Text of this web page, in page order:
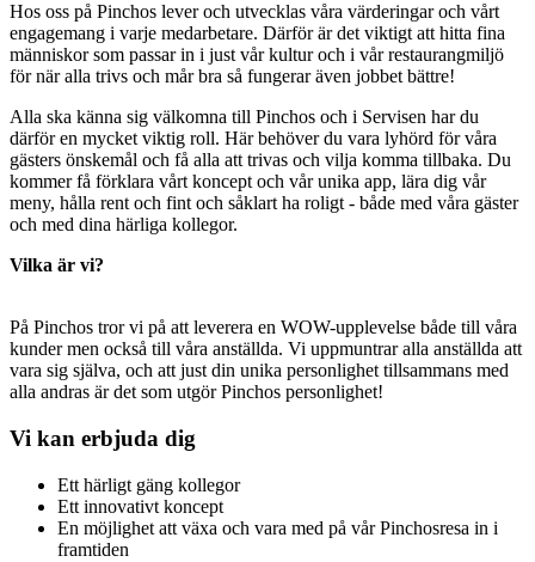
Hos oss på Pinchos lever och utvecklas våra värderingar och vårt
engagemang i varje medarbetare. Därför är det viktigt att hitta fina
människor som passar in i just vår kultur och i vår restaurangmiljö
för när alla trivs och mår bra så fungerar även jobbet bättre!
Alla ska känna sig välkomna till Pinchos och i Servisen har du
därför en mycket viktig roll. Här behöver du vara lyhörd för våra
gästers önskemål och få alla att trivas och vilja komma tillbaka. Du
kommer få förklara vårt koncept och vår unika app, lära dig vår
meny, hålla rent och fint och såklart ha roligt - både med våra gäster
och med dina härliga kollegor.
Vilka är vi?
På Pinchos tror vi på att leverera en WOW-upplevelse både till våra
kunder men också till våra anställda. Vi uppmuntrar alla anställda att
vara sig själva, och att just din unika personlighet tillsammans med
alla andras är det som utgör Pinchos personlighet!
Vi kan erbjuda dig
Ett härligt gäng kollegor
Ett innovativt koncept
En möjlighet att växa och vara med på vår Pinchosresa in i
framtiden